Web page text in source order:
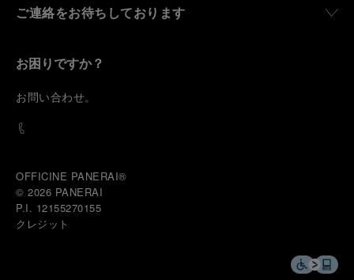
ご連絡をお待ちしております
お困りですか？
お問い合わせ。
OFFICINE PANERAI®
© 2026 PANERAI
P.I. 12155270155
クレジット